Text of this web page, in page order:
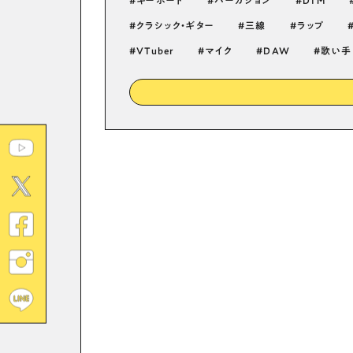
クラシック・ギター 三線 ラップ
VTuber マイク DAW 歌い手